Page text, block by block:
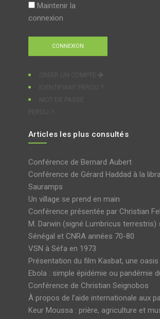
Maintenir la
connexion
Articles les plus consultés
Conférence de Bernard Aubert
Conférence de Gérard Haddad à la
Sauramps
Un village se prend en main
Conférence présentée par Christian
M. Darwin (signé Lumbricus terrestris)
Sénégal et CNRA années 70-80
VSN à Séfa en 1973
Présentation du film Kasbat, une oasis
Ebola : simple épidémie ou pandémie
Conférence de Christian Seignobos
À propos de l’aide internationale aux
Keur Moussa : prière, agriculture et